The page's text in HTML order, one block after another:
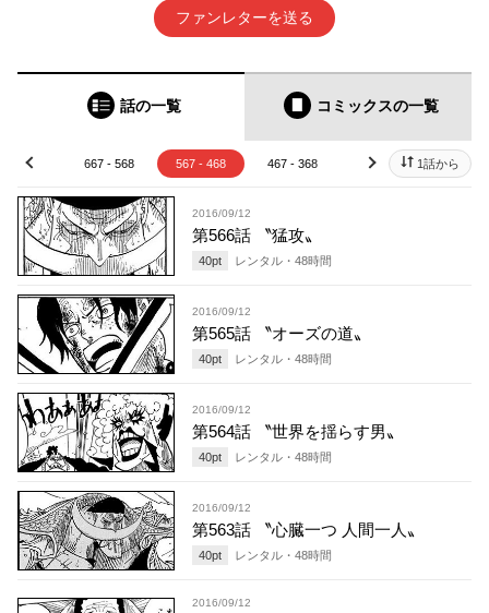
ファンレターを送る
話の一覧 コミックスの一覧
- 668 667 - 568 567 - 468 467 - 368 367 - 268 267 -
prev next 1話から
2016/09/12
第566話 〝猛攻〟
40pt レンタル・ 48時間
2016/09/12
第565話 〝オーズの道〟
40pt レンタル・ 48時間
2016/09/12
第564話 〝世界を揺らす男〟
40pt レンタル・ 48時間
2016/09/12
第563話 〝心臓一つ 人間一人〟
40pt レンタル・ 48時間
2016/09/12